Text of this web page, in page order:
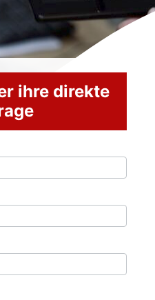
ihre direkte